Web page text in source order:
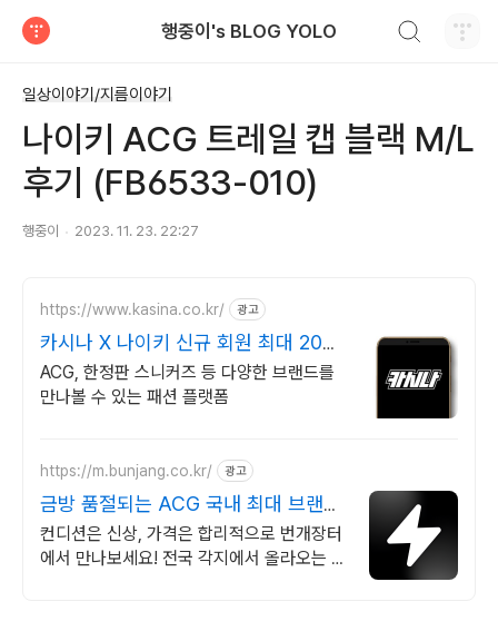
행중이's BLOG YOLO
일상이야기/지름이야기
나이키 ACG 트레일 캡 블랙 M/L
후기 (FB6533-010)
행중이 2023. 11. 23. 22:27
https://www.kasina.co.kr/ 광고
카시나 X 나이키 신규 회원 최대 20%
할인
ACG, 한정판 스니커즈 등 다양한 브랜드를
만나볼 수 있는 패션 플랫폼
https://m.bunjang.co.kr/ 광고
금방 품절되는 ACG 국내 최대 브랜드
중고거래
컨디션은 신상, 가격은 합리적으로 번개장터
에서 만나보세요! 전국 각지에서 올라오는 전